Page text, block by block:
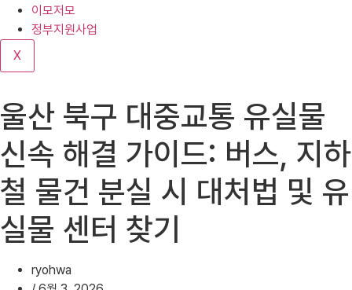
기
이모저모
정부지원사업
X
울산 북구 대중교통 유실물
신속 해결 가이드: 버스, 지하
철 물건 분실 시 대처법 및 유
실물 센터 찾기
ryohwa